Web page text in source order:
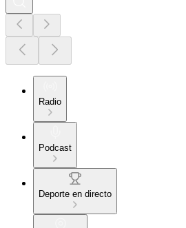
Radio
Podcast
Deporte en directo